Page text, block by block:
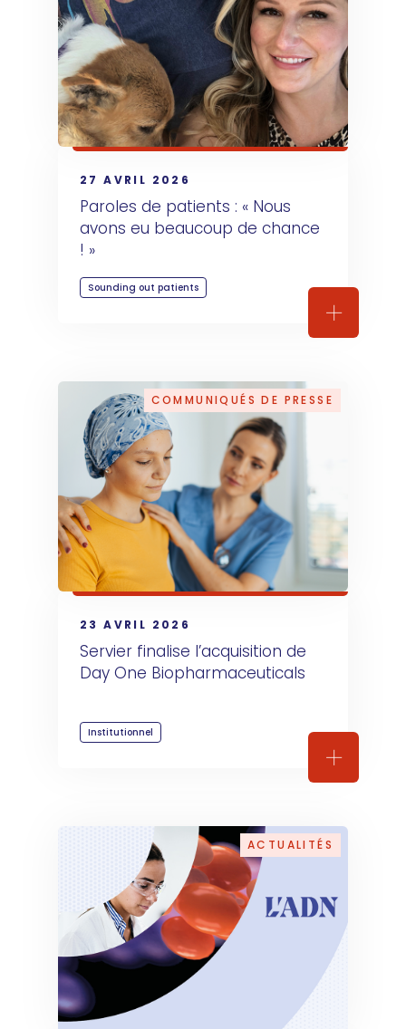
27 AVRIL 2026
Paroles de patients : « Nous
avons eu beaucoup de chance
! »
Sounding out patients
Paroles
COMMUNIQUÉS DE PRESSE
23 AVRIL 2026
Servier finalise l’acquisition de
Day One Biopharmaceuticals
Institutionnel
Servier
ACTUALITÉS